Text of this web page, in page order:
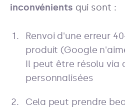
inconvénients qui sont :
Renvoi d'une erreur
produit (Google
Il peut être résolu via
personnalisées
Cela peut prendre